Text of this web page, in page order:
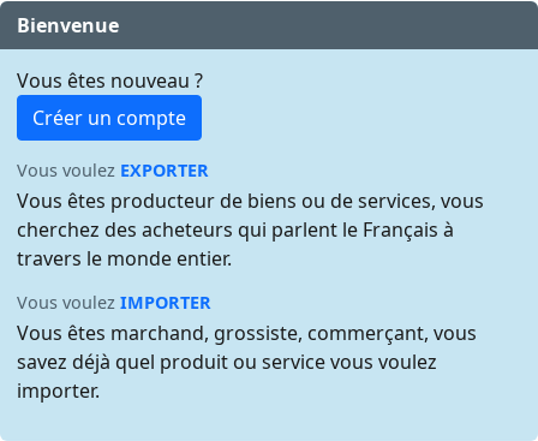
Bienvenue
Vous êtes nouveau ?
Créer un compte
Vous voulez EXPORTER
Vous êtes producteur de biens ou de services, vous
cherchez des acheteurs qui parlent le Français à
travers le monde entier.
Vous voulezIMPORTER
Vous êtes marchand, grossiste, commerçant, vous
savez déjà quel produit ou service vous voulez
importer.